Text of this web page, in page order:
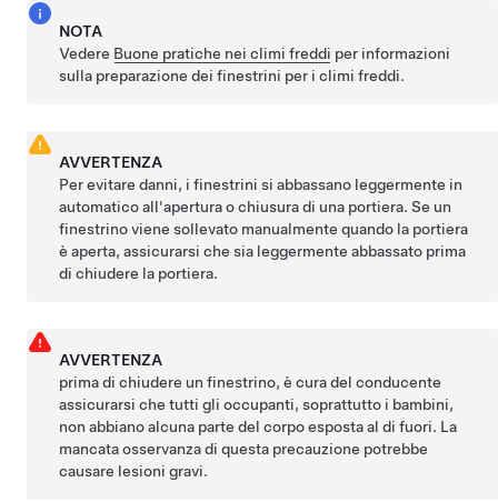
NOTA
Vedere Buone pratiche nei climi freddi per informazioni
sulla preparazione dei finestrini per i climi freddi.
AVVERTENZA
Per evitare danni, i finestrini si abbassano leggermente in
automatico all'apertura o chiusura di una portiera. Se un
finestrino viene sollevato manualmente quando la portiera
è aperta, assicurarsi che sia leggermente abbassato prima
di chiudere la portiera.
AVVERTENZA
prima di chiudere un finestrino, è cura del conducente
assicurarsi che tutti gli occupanti, soprattutto i bambini,
non abbiano alcuna parte del corpo esposta al di fuori. La
mancata osservanza di questa precauzione potrebbe
causare lesioni gravi.